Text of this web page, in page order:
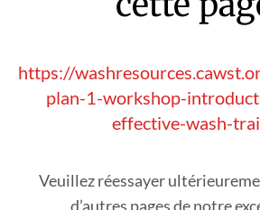
https://
plan-1-workshop-
effective-wash-
Veuillez réessayer
d’autres pages de notre